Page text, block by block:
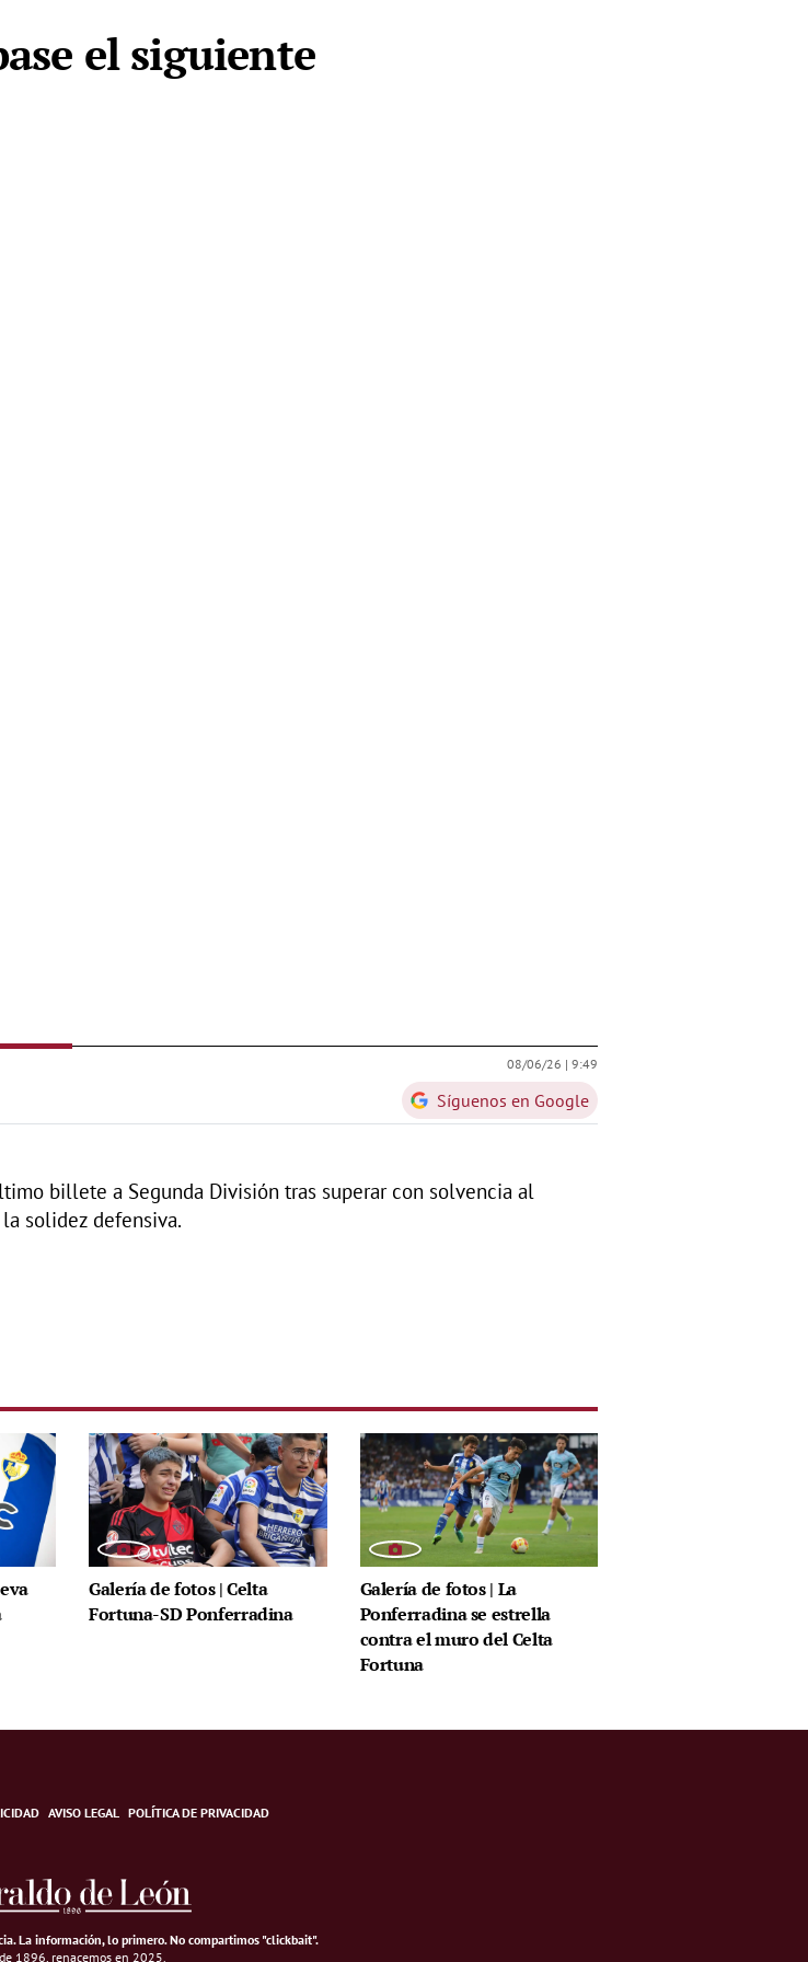
el siguiente
08/06/26 | 9:49
Síguenos en Google
billete a Segunda División tras superar con solvencia al
solidez defensiva.
Galería de fotos | Celta
Fortuna-SD Ponferradina
Galería de fotos | La
Ponferradina se estrella
contra el muro del Celta
Fortuna
AVISO LEGAL POLÍTICA DE PRIVACIDAD
La información, lo primero.No compartimos "clickbait".
1896, renacemos en 2025.